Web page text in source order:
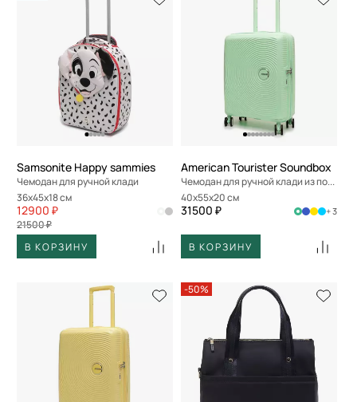
Samsonite Happy sammies
Чемодан для ручной клади
36x45x18 см
12900 ₽
21500 ₽
В КОРЗИНУ
American Tourister Soundbox
Чемодан для ручной клади из полипропилена
40x55x20 см
31500 ₽ + 3
В КОРЗИНУ
-50%